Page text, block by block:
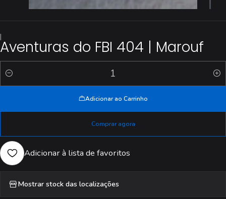
|
Aventuras do FBI 404 | Marouf
Quantidade
Adicionar ao Carrinho
Comprar agora
Adicionar à lista de favoritos
Mostrar stock das localizações